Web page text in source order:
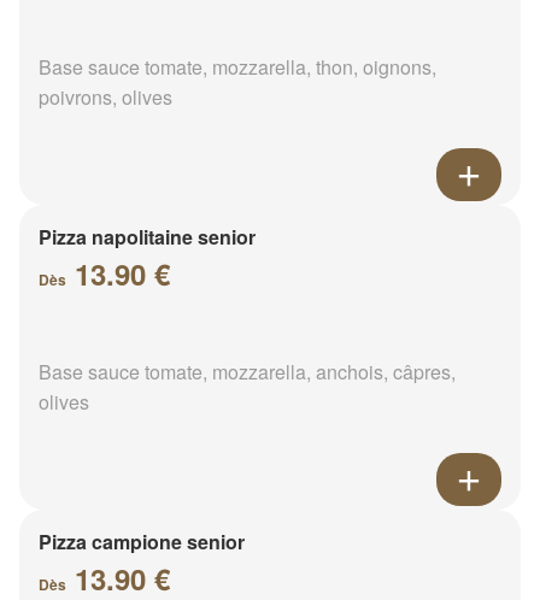
Base sauce tomate, mozzarella, thon, oignons,
poivrons, olives
Pizza napolitaine senior
Dès 13.90 €
Base sauce tomate, mozzarella, anchois, câpres,
olives
Pizza campione senior
Dès 13.90 €